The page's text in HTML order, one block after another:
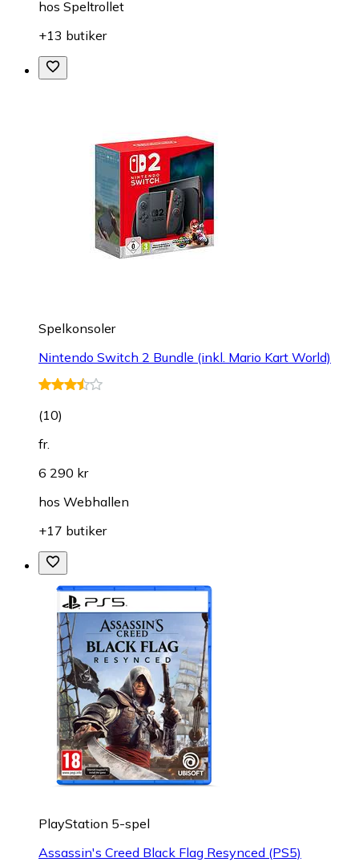
hos Speltrollet
+13 butiker
Spelkonsoler
Nintendo Switch 2 Bundle (inkl. Mario Kart World)
(10)
fr.
6 290 kr
hos Webhallen
+17 butiker
PlayStation 5-spel
Assassin's Creed Black Flag Resynced (PS5)